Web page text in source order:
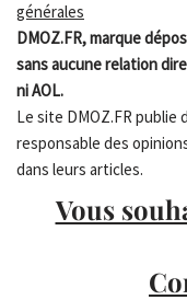
générales
DMOZ.FR, marque
sans aucune relation
ni AOL.
Le site DMOZ.FR publie
responsable des
dans leurs articles.
Vous